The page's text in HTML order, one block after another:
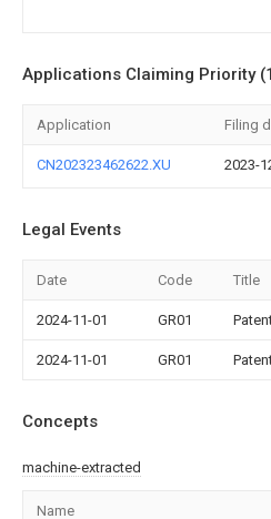
Applications Claiming Priority
Application Filing
CN202323462622.XU 2023-
Legal Events
Date Code Title
2024-11-01 GR01
2024-11-01 GR01
Concepts
machine-extracted
Name